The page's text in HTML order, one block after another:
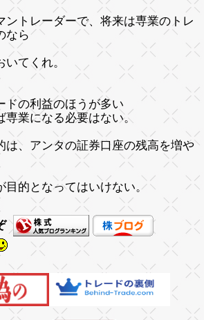
ントレーダーで、将来は専業のトレ
なら
てくれ。
ドの利益のほうが多い
業になる必要はない。
は、アンタの証券口座の残高を増や
目的となってはいけない。